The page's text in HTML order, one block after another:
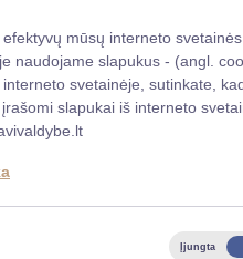
mūsų interneto svetainės
naudojame slapukus - (angl.
svetainėje, sutinkate,
slapukai iš interneto
Įjungta
Taryba Meras
Mero
Karjera DUK
Nuo birželio 15